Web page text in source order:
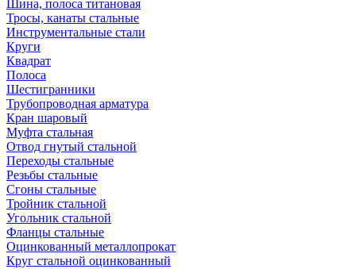
Шина, полоса титановая
Тросы, канаты стальные
Инструментальные стали
Круги
Квадрат
Полоса
Шестигранники
Трубопроводная арматура
Кран шаровый
Муфта стальная
Отвод гнутый стальной
Переходы стальные
Резьбы стальные
Сгоны стальные
Тройник стальной
Угольник стальной
Фланцы стальные
Оцинкованный металлопрокат
Круг стальной оцинкованный